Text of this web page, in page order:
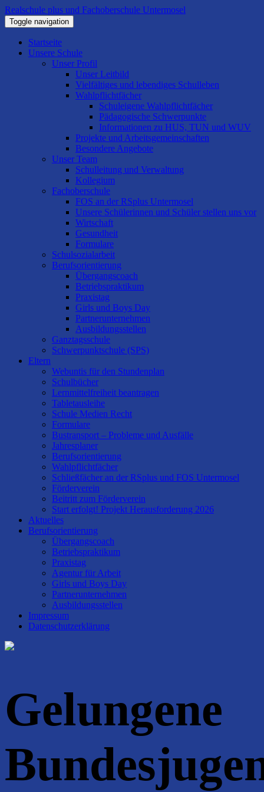
Realschule plus und Fachoberschule Untermosel
Toggle navigation
Startseite
Unsere Schule
Unser Profil
Unser Leitbild
Vielfältiges und lebendiges Schulleben
Wahlpflichtfächer
Schuleigene Wahlpflichtfächer
Pädagogische Schwerpunkte
Informationen zu HUS, TUN und WUV
Projekte und Arbeitsgemeinschaften
Besondere Angebote
Unser Team
Schulleitung und Verwaltung
Kollegium
Fachoberschule
FOS an der RSplus Untermosel
Unsere Schülerinnen und Schüler stellen uns vor
Wirtschaft
Gesundheit
Formulare
Schulsozialarbeit
Berufsorientierung
Übergangscoach
Betriebspraktikum
Praxistag
Girls und Boys Day
Partnerunternehmen
Ausbildungsstellen
Ganztagsschule
Schwerpunktschule (SPS)
Eltern
Webuntis für den Stundenplan
Schulbücher
Lernmittelfreiheit beantragen
Tabletausleihe
Schule Medien Recht
Formulare
Bustransport – Probleme und Ausfälle
Jahresplaner
Berufsorientierung
Wahlpflichtfächer
Schließfächer an der RSplus und FOS Untermosel
Förderverein
Beitritt zum Förderverein
Start erfolgt! Projekt Herausforderung 2026
Aktuelles
Berufsorientierung
Übergangscoach
Betriebspraktikum
Praxistag
Agentur für Arbeit
Girls und Boys Day
Partnerunternehmen
Ausbildungsstellen
Impressum
Datenschutzerklärung
Gelungene